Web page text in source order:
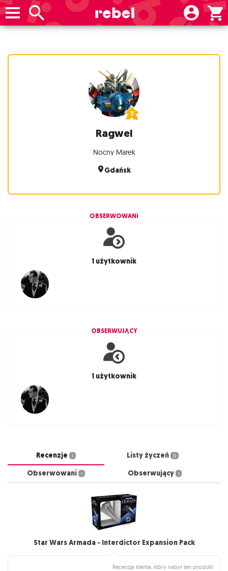
Ragwel
Nocny Marek
Gdańsk
OBSERWOWANI
1 użytkownik
OBSERWUJĄCY
1 użytkownik
Recenzje 1 Listy życzeń 0
Obserwowani 1 Obserwujący 1
Star Wars Armada - Interdictor Expansion Pack
Recenzja klienta, który nabył ten produkt